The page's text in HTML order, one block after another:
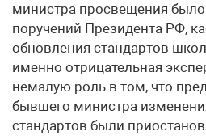
министра просвещения
поручений Президента РФ,
обновления стандартов
именно отрицательная
немалую роль в том, что
бывшего министра
стандартов были